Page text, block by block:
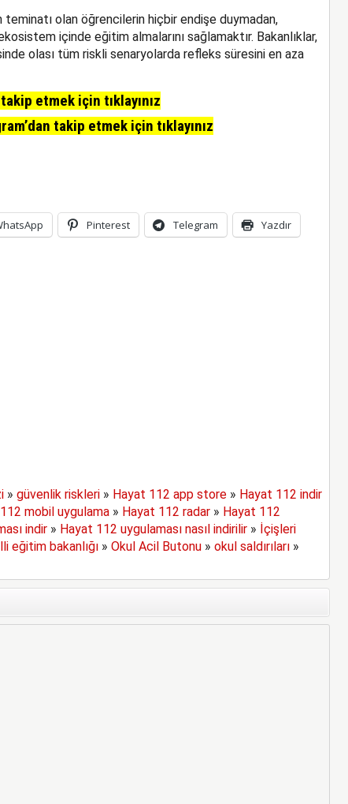
olan öğrencilerin hiçbir endişe duymadan,
içinde eğitim almalarını sağlamaktır. Bakanlıklar,
olası tüm riskli senaryolarda refleks süresini en aza
etmek için tıklayınız
takip etmek için tıklayınız
Pinterest Telegram Yazdır
» güvenlik riskleri» Hayat 112 app store» Hayat 112 indir
mobil uygulama» Hayat 112 radar» Hayat 112
indir» Hayat 112 uygulaması nasıl indirilir» İçişleri
eğitim bakanlığı» Okul Acil Butonu» okul saldırıları»